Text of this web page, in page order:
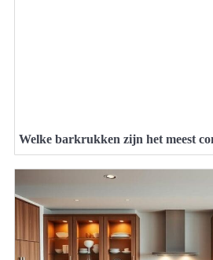
Welke barkrukken zijn het meest